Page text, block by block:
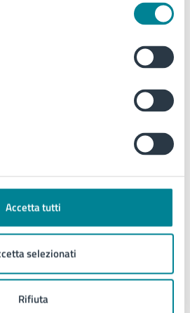
Accetta tutti
selezionati
Rifiuta
su www.azalea.it
e Accoglienza Turistica